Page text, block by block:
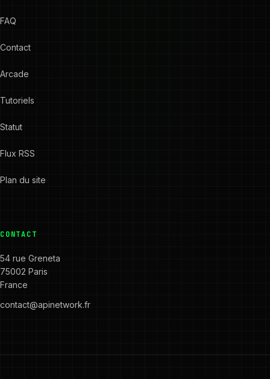
FAQ
Contact
Arcade
Tutoriels
Statut
Flux RSS
Plan du site
CONTACT
54 rue Greneta
75002 Paris
France
contact@apinetwork.fr